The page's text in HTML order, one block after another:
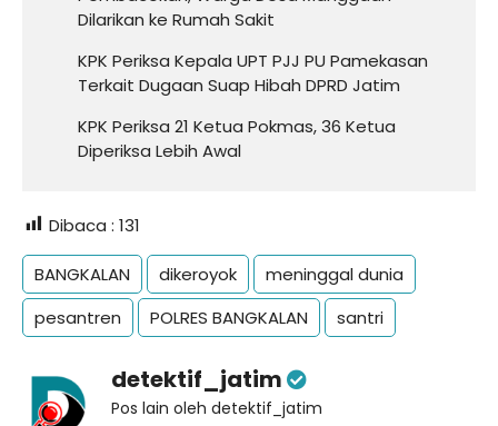
Dilarikan ke Rumah Sakit
KPK Periksa Kepala UPT PJJ PU Pamekasan
Terkait Dugaan Suap Hibah DPRD Jatim
KPK Periksa 21 Ketua Pokmas, 36 Ketua
Diperiksa Lebih Awal
Dibaca : 131
BANGKALAN dikeroyok
meninggal dunia
pesantren
POLRES BANGKALAN santri
detektif_jatim
Pos lain oleh detektif_jatim